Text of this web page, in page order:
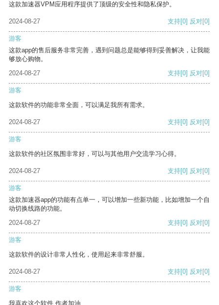
这款加速器VPM应用程序提供了顶级的安全性和隐私保护。
2024-08-27 支持[0] 反对[0]
游客
这款app的售后服务非常完善，遇到问题总是能够得到妥善解决，让我能
够放心购物。
2024-08-27
支持[0] 反对[0]
游客
这款软件的功能非常全面，可以满足我所有需求。
2024-08-27 支持[0] 反对[0]
游客
这款软件的社区氛围非常好，可以与其他用户交流学习心得。
2024-08-27 支持[0] 反对[0]
游客
这款加速器app的功能有点单一，可以增加一些新功能，比如增加一个自
动切换线路的功能。
2024-08-27
支持[0] 反对[0]
游客
这款软件的设计非常人性化，使用起来非常舒服。
2024-08-27 支持[0] 反对[0]
游客
我喜欢这个软件 作者加油